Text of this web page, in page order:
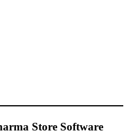
Store Software